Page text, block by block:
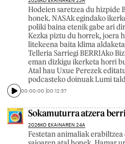
Hodeien saretzea du hizpide
honek. NASAk egindako
poliki baina etenik gabe ari
Kezka piztu du horrek, joera
litekeena baita klima
Telleria Sarriegi BERRIAko
eman dizkigu ikerketa horri
Atal hau Uxue Perezek
podcasteko doinuak Lumi
00:00:00 00:12:57
Sokamuturra atzera
2026KO EKAINAREN 24A
Festetan animaliak